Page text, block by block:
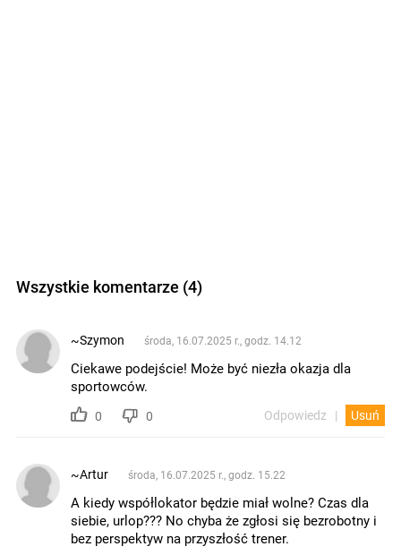
Wszystkie komentarze (4)
~Szymon środa, 16.07.2025 r., godz. 14.12
Ciekawe podejście! Może być niezła okazja dla
sportowców.
0 0 Odpowiedz Usuń
~Artur środa, 16.07.2025 r., godz. 15.22
A kiedy współlokator będzie miał wolne? Czas dla
siebie, urlop??? No chyba że zgłosi się bezrobotny i
bez perspektyw na przyszłość trener.